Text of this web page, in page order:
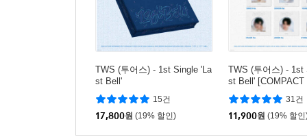
TWS (투어스) - 1st Single 'La
st Bell'
15건
17,800원 (19% 할인)
TWS (투어스) - 1st
st Bell' [COMPACT
중 1종 랜덤발송]
31건
11,900원 (19% 할인